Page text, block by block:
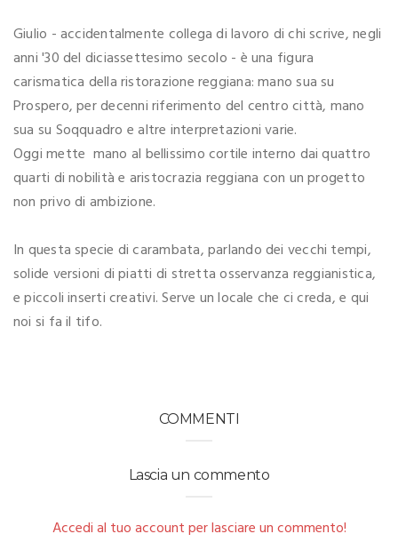
Giulio - accidentalmente collega di lavoro di chi scrive, negli
anni '30 del diciassettesimo secolo - è una figura
carismatica della ristorazione reggiana: mano sua su
Prospero, per decenni riferimento del centro città, mano
sua su Soqquadro e altre interpretazioni varie.
Oggi mette mano al bellissimo cortile interno dai quattro
quarti di nobilità e aristocrazia reggiana con un progetto
non privo di ambizione.
In questa specie di carambata, parlando dei vecchi tempi,
solide versioni di piatti di stretta osservanza reggianistica,
e piccoli inserti creativi. Serve un locale che ci creda, e qui
noi si fa il tifo.
COMMENTI
Lascia un commento
Accedi al tuo account per lasciare un commento!